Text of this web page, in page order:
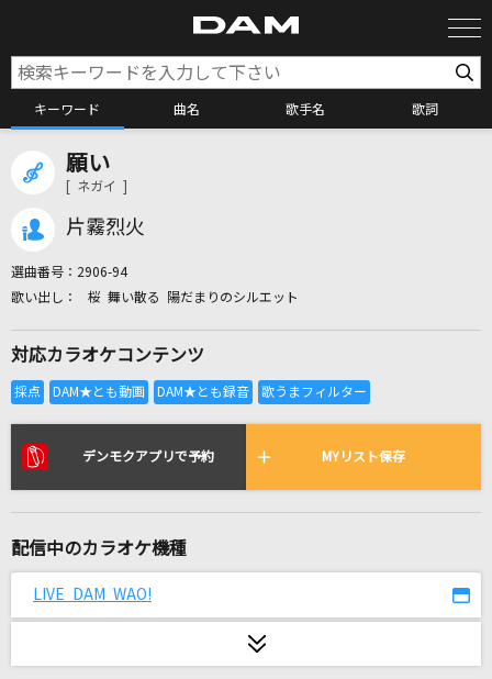
キーワード 曲名 歌手名 歌詞
全国りれき
リアルタイムで歌われている曲の一覧
パート・オブ・ユア・ワールド
I LOVE...
願い
[ ネガイ ]
片霧烈火
選曲番号： 2906-94
桜 舞い散る 陽だまりのシルエット
対応カラオケコンテンツ
デンモクアプリで予約 MYリスト保存
配信中のカラオケ機種
LIVE DAM WAO!